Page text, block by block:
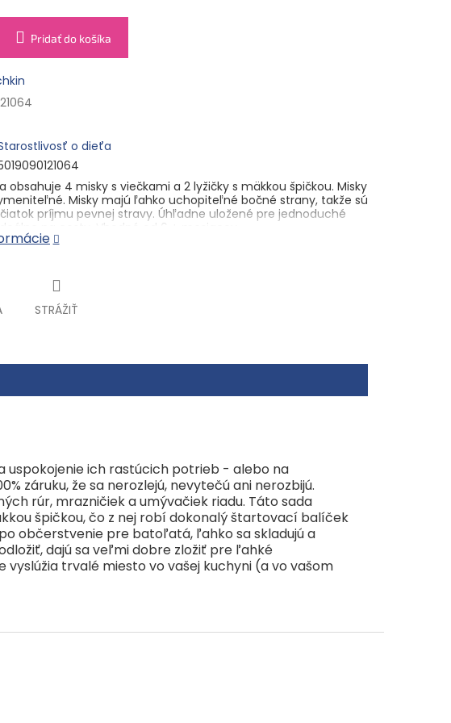
Pridať do košíka
o dieťa
obsahuje 4 misky s viečkami a 2 lyžičky s mäkkou špičkou. Misky
Misky majú ľahko uchopiteľné bočné strany, takže sú
príjmu pevnej stravy. Úhľadne uložené pre jednoduché
na cesty. Vhodné od 6 + mesiacov
STRÁŽIŤ
uspokojenie ich rastúcich potrieb - alebo na
záruku, že sa nerozlejú, nevytečú ani nerozbijú.
rúr, mrazničiek a umývačiek riadu. Táto sada
špičkou, čo z nej robí dokonalý štartovací balíček
občerstvenie pre batoľatá, ľahko sa skladujú a
dajú sa veľmi dobre zložiť pre ľahké
trvalé miesto vo vašej kuchyni (a vo vašom